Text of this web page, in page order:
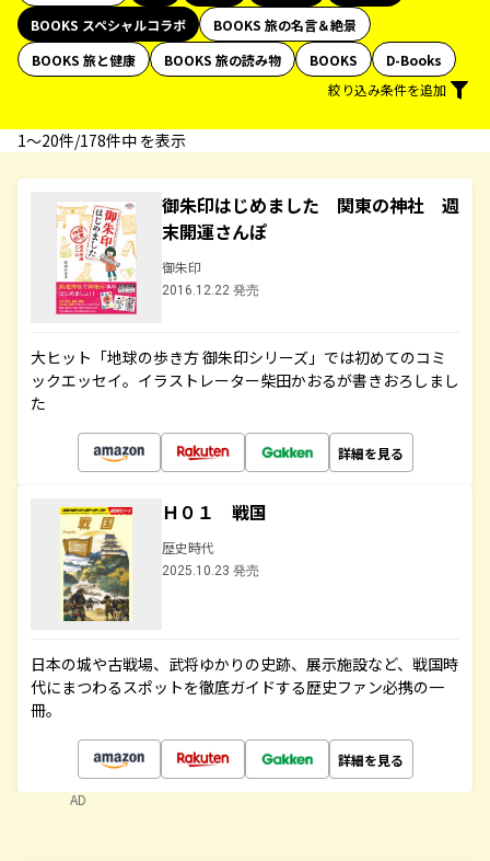
BOOKS スペシャルコラボ
BOOKS 旅の名言＆絶景
BOOKS 旅と健康
BOOKS 旅の読み物 BOOKS
D-Books
絞り込み条件を追加
1〜20件/178件中 を表示
御朱印はじめました 関東の神社 週
末開運さんぽ
御朱印
2016.12.22 発売
大ヒット「地球の歩き方 御朱印シリーズ」では初めてのコミ
ックエッセイ。イラストレーター柴田かおるが書きおろしまし
た
詳細を見る
Ｈ０１ 戦国
歴史時代
2025.10.23 発売
日本の城や古戦場、武将ゆかりの史跡、展示施設など、戦国時
代にまつわるスポットを徹底ガイドする歴史ファン必携の一
冊。
詳細を見る
AD